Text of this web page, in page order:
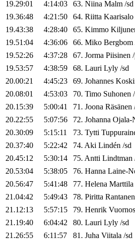
19.29:01 4:14:03 63. Niina Malm /sd
19.36:48
4:21:50 64. Riitta Kaarisalo
19.43:38
4:28:40 65. Kimmo
19.51:04
4:36:06 66. Miko Bergbom
19.52:26
4:37:28 67. Jorma Piisinen /
19.53:57
4:38:59 68. Lauri Lyly /sd
20.00:21
4:45:23 69. Johannes
20.08:01
4:53:03 70. Timo Suhonen /
20.15:39
5:00:41 71. Joona Räsänen
20.22:55
5:07:56 72. Johanna Ojala-
20.30:09
5:15:11 73. Tytti
20.37:40
5:22:42 74. Aki Lindén /sd
20.45:12
5:30:14 75. Antti Lindtman
20.53:04
5:38:05 76. Hanna Laine-
20.56:47
5:41:48 77. Helena Marttila
21.04:42
5:49:43 78. Piritta Rantanen
21.12:13
5:57:15 79. Henrik Vuornos
21.19:40
6:04:42 80. Lauri Lyly /sd
21.26:55
6:11:57 81. Juha Viitala /sd